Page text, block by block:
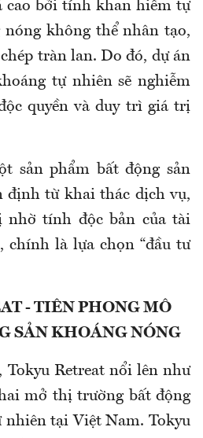
cao bởi tính khan hiếm tự
nóng không thể nhân tạo,
tràn lan. Do đó, dự án
tự nhiên sẽ nghiễm
quyền và duy trì giá trị
sản phẩm bất động sản
định từ khai thác dịch vụ,
nhờ tính độc bản của tài
chính là lựa chọn “đầu tư
- TIÊN PHONG MÔ
SẢN KHOÁNG NÓNG
Tokyu Retreat nổi lên như
mở thị trường bất động
nhiên tại Việt Nam. Tokyu